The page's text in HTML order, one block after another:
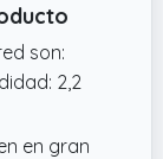
son:
2,2
en gran